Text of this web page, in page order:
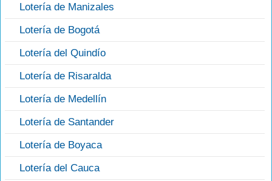
Lotería de Manizales
Lotería de Bogotá
Lotería del Quindío
Lotería de Risaralda
Lotería de Medellín
Lotería de Santander
Lotería de Boyaca
Lotería del Cauca